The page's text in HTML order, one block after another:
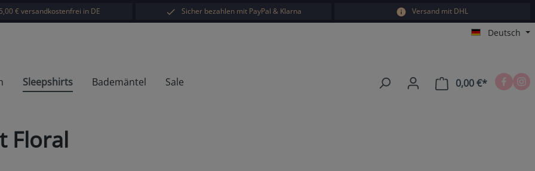
€ versandkostenfrei in DE Sicher bezahlen mit PayPal & Klarna Versand mit DHL
Deutsch
Sleepshirts Bademäntel Sale 0,00 €*Warenkorb
Floral